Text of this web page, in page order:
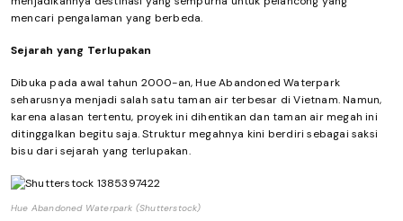
mencari pengalaman yang berbeda.
Sejarah yang Terlupakan
Dibuka pada awal tahun 2000-an, Hue Abandoned Waterpark
seharusnya menjadi salah satu taman air terbesar di Vietnam. Namun,
karena alasan tertentu, proyek ini dihentikan dan taman air megah ini
ditinggalkan begitu saja. Struktur megahnya kini berdiri sebagai saksi
bisu dari sejarah yang terlupakan.
Hue Abandoned Waterpark (Shutterstock)